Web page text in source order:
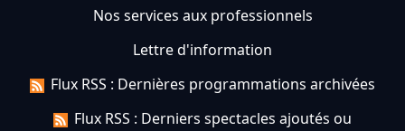
Nos services aux professionnels
Lettre d'information
Flux RSS : Dernières programmations archivées
Flux RSS : Derniers spectacles ajoutés ou